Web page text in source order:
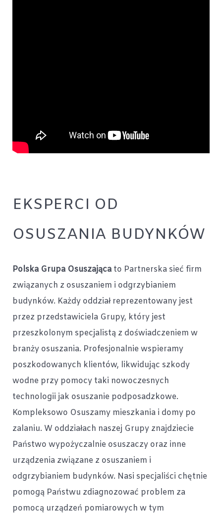
EKSPERCI OD
OSUSZANIA BUDYNKÓW
Polska Grupa Osuszająca to Partnerska sieć firm
związanych z osuszaniem i odgrzybianiem
budynków. Każdy oddział reprezentowany jest
przez przedstawiciela Grupy, który jest
przeszkolonym specjalistą z doświadczeniem w
branży osuszania. Profesjonalnie wspieramy
poszkodowanych klientów, likwidując szkody
wodne przy pomocy taki nowoczesnych
technologii jak osuszanie podposadzkowe.
Kompleksowo Osuszamy mieszkania i domy po
zalaniu. W oddziałach naszej Grupy znajdziecie
Państwo wypożyczalnie osuszaczy oraz inne
urządzenia związane z osuszaniem i
odgrzybianiem budynków. Nasi specjaliści chętnie
pomogą Państwu zdiagnozować problem za
pomocą urządzeń pomiarowych w tym